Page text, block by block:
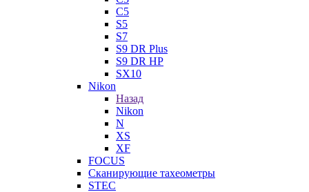
C5
S5
S7
S9 DR Plus
S9 DR HP
SX10
Nikon
Назад
Nikon
N
XS
XF
FOCUS
Сканирующие тахеометры
STEC